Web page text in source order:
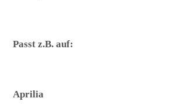
Passt z.B. auf:
Aprilia